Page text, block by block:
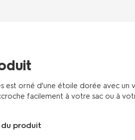
est orné d'une étoile dorée avec un
facilement à votre sac ou à
produit